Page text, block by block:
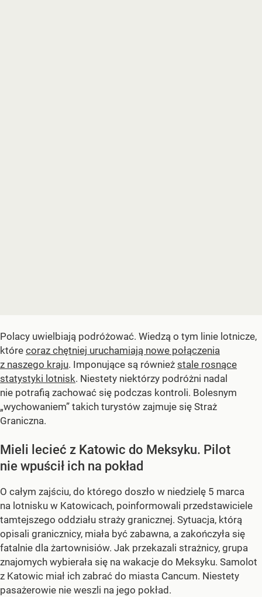
Polacy uwielbiają podróżować. Wiedzą o tym linie lotnicze,
które coraz chętniej uruchamiają nowe połączenia
z naszego kraju. Imponujące są również stale rosnące
statystyki lotnisk. Niestety niektórzy podróżni nadal
nie potrafią zachować się podczas kontroli. Bolesnym
„wychowaniem” takich turystów zajmuje się Straż
Graniczna.
Mieli lecieć z Katowic do Meksyku. Pilot
nie wpuścił ich na pokład
O całym zajściu, do którego doszło w niedzielę 5 marca
na lotnisku w Katowicach, poinformowali przedstawiciele
tamtejszego oddziału straży granicznej. Sytuacja, którą
opisali granicznicy, miała być zabawna, a zakończyła się
fatalnie dla żartownisiów. Jak przekazali strażnicy, grupa
znajomych wybierała się na wakacje do Meksyku. Samolot
z Katowic miał ich zabrać do miasta Cancum. Niestety
pasażerowie nie weszli na jego pokład.